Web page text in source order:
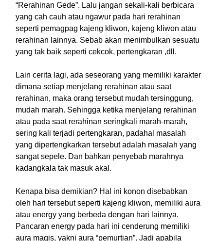
“Rerahinan Gede”. Lalu jangan sekali-kali berbicara
yang cah cauh atau ngawur pada hari rerahinan
seperti pemagpag kajeng kliwon, kajeng kliwon atau
rerahinan lainnya. Sebab akan menimbulkan sesuatu
yang tak baik seperti cekcok, pertengkaran ,dll.
Lain cerita lagi, ada seseorang yang memiliki karakter
dimana setiap menjelang rerahinan atau saat
rerahinan, maka orang tersebut mudah tersinggung,
mudah marah. Sehingga ketika menjelang rerahinan
atau pada saat rerahinan seringkali marah-marah,
sering kali terjadi pertengkaran, padahal masalah
yang dipertengkarkan tersebut adalah masalah yang
sangat sepele. Dan bahkan penyebab marahnya
kadangkala tak masuk akal.
Kenapa bisa demikian? Hal ini konon disebabkan
oleh hari tersebut seperti kajeng kliwon, memiliki aura
atau energy yang berbeda dengan hari lainnya.
Pancaran energy pada hari ini cenderung memiliki
aura magis, yakni aura “pemurtian”. Jadi apabila